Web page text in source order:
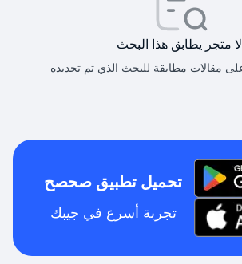
لا متجر يطابق هذا البحث
تحميل تطبيق صحصح
تجربة أسرع في جيبك